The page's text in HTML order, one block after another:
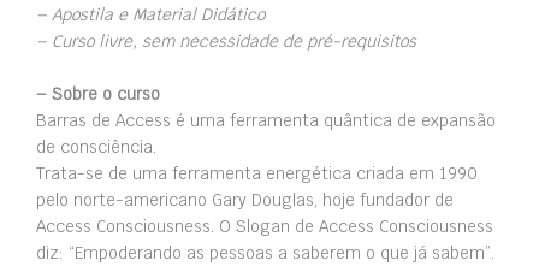
– Apostila e Material Didático
– Curso livre, sem necessidade de pré-requisitos
– Sobre o curso
Barras de Access é uma ferramenta quântica de expansão
de consciência.
Trata-se de uma ferramenta energética criada em 1990
pelo norte-americano Gary Douglas, hoje fundador de
Access Consciousness. O Slogan de Access Consciousness
diz: “Empoderando as pessoas a saberem o que já sabem”.